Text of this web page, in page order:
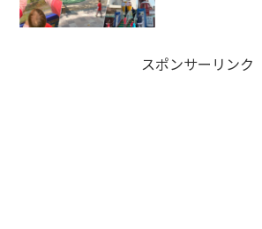
スポンサーリンク